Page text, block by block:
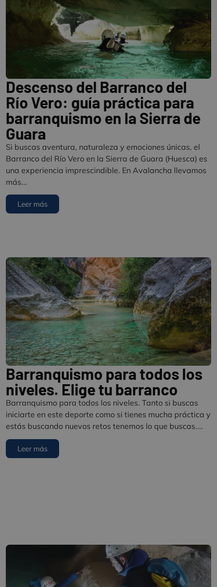
Descenso del Barranco del
Río Vero: guía práctica para
barranquismo en la Sierra de
Guara
Si buscas aventura, naturaleza y emociones únicas, el
Barranco del Río Vero en la Sierra de Guara (Huesca) es
una experiencia imprescindible. En Avalancha llevamos
más...
Leer más
Barranquismo para todos los
niveles. Elige tu barranco
Barranquismo para todos los niveles. Tanto si buscas
iniciarte en este deporte como si tienes mucha práctica y
estás buscando nuevos retos tenemos lo que buscas....
Leer más